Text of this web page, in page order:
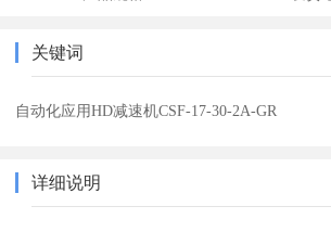
关键词
自动化应用HD减速机CSF-17-30-2A-GR
详细说明